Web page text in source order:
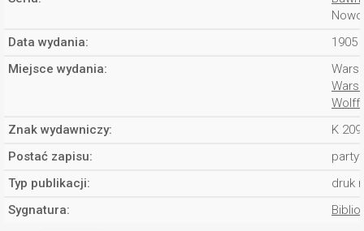
Data wydania:
1905
Miejsce wydania:
Wolff
Znak wydawniczy:
K 209
Postać zapisu:
Typ publikacji:
druk
Sygnatura: